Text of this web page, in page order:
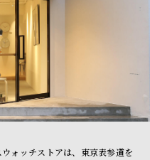
ォッチストアは、東京表参道を